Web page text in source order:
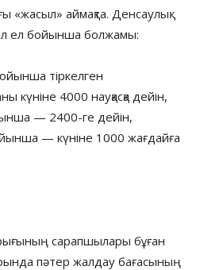
«жасыл» аймақта. Денсаулық
ел бойынша болжамы:
тіркелген
күніне 4000 науқасқа дейін,
— 2400-ге дейін,
— күніне 1000 жағдайға
сарапшылары бұған
пәтер жалдау бағасының